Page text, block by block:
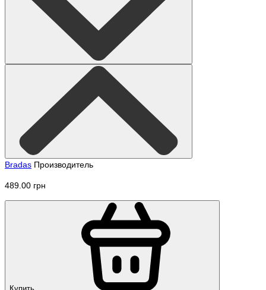
Bradas Производитель
489.00 грн